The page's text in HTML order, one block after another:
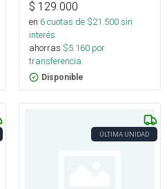
$ 129.000
en 6cuotas de $21.500sin
interés
ahorras $5.160 por
transferencia.
Disponible
ÚLTIMA UNIDAD